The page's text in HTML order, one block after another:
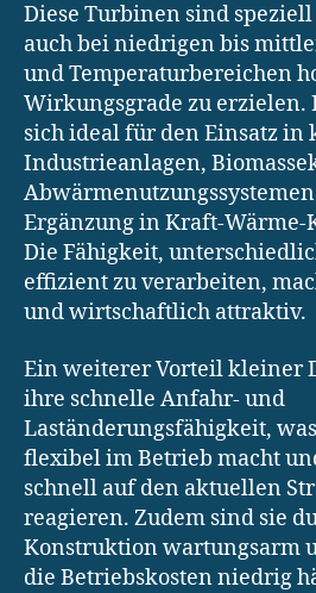
Diese Turbinen sind
auch bei niedrigen bis
und Temperaturbereichen
Wirkungsgrade zu erzielen.
sich ideal für den Einsatz in
Industrieanlagen,
Ergänzung in Kraft-Wärme-
Die Fähigkeit,
effizient zu verarbeiten,
und wirtschaftlich attraktiv.
Ein weiterer Vorteil kleiner
ihre schnelle Anfahr- und
Laständerungsfähigkeit,
flexibel im Betrieb macht
schnell auf den aktuellen
reagieren. Zudem sind sie
Konstruktion wartungsarm
die Betriebskosten niedrig